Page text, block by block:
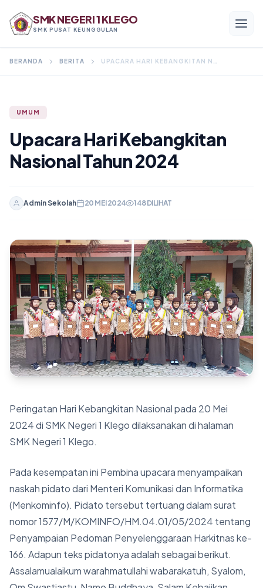
SMK NEGERI 1 KLEGO
SMK PUSAT KEUNGGULAN
Beranda
Profil
Program Keahlian
Akademik
Alumni
Berita
Kontak
BERANDA BERITA
UMUM
Upacara Hari Kebangkitan
Nasional Tahun 2024
Admin Sekolah 20 MEI 2024 148 DILIHAT
Peringatan Hari Kebangkitan Nasional pada 20 Mei
2024 di SMK Negeri 1 Klego dilaksanakan di halaman
SMK Negeri 1 Klego.
Pada kesempatan ini Pembina upacara menyampaikan naskah pidato dari Menteri Komunikasi dan Informatika (Menkominfo). Pidato tersebut tertuang dalam surat nomor 1577/M/KOMINFO/HM.04.01/05/2024 tentang Penyampaian Pedoman Penyelenggaraan Harkitnas ke-166. Adapun teks pidatonya adalah sebagai berikut. Assalamualaikum warahmatullahi wabarakatuh, Syalom, Om Swastiastu, Namo Buddhaya, Salam Kebajikan, Salam sejahtera bagi kita sekalian. Saudara-Saudari Sebangsa dan Setanah Air, Hari-hari ini kita dihadapkan pada suatu realitas yang terpampang terang yakni, kemajuan teknologi yang melesat cepat. Kita sudah memilih bukan hanya ikut-serta, tetapi lebih daripada itu, menjadi pemain penting agar dapat menggapai dunia. Hari-hari ini hingga dua dekade ke depan merupakan momen krusial yang akan sangat menentukan langkah kita dalam mewujudkan itu semua. Refleksi atas pilihan tersebut bisa kita rujuk dengan "berkunjung kembali" kepada gagasan awal menjadikan dan membentuk Indonesia. Bagaimana sejarah telah membentuk kebangsaan kita. Sejarah diperlukan bukan karena sensasi politiknya. Juga bukan sebagai sumber keteladanan nilai semata-mata. Tetapi pada percakapan terus menerus tentang kemajuan, kemanusiaan dan kesejahteraan. Keteladanan tidak harus diikatkan pada masa lalu. Namun dapat dikaitkan dengan masa depan, yaitu pada ide-ide yang membuka ruang imajinasi peradaban. Lebih dari seabad lalu, tepatnya pada 20 Mei 1908, lahir organisasi Boedi Oetomo, yang di masa itu telah menumbuhkan bibit bagi cita-cita mewujudkan kemerdekaan Indonesia. Hari berdirinya Boedi Otomo inilah yang kelak menjadi simbol dari Hari Kebangkitan Nasional yang kita rayakan hari ini. Organisasi Boedi Oetomo bermula dari sejumlah dokter dan calon dokter di Batavia yang berkumpul mendirikan suatu organisasi modern. Banyak orang menaruh harapan pada organisasi ini dan menganggapnya sebagai motor penggerak gerakan kemerdekaan di tanah Hindia Belanda. Bahkan Van Deventer, seorang tokoh Politik Etis Belanda, menyatakan: "Sesuatu yang ajaib sedang terjadi, Insulinde molek yang sedang tidur, sudah terbangun". Boedi Oetomo menjadi awal mula tempat orang belajar dan berdebat tentang banyak hal, seperti pentingnya pendidikan barat bagi rakyat Hindia Belanda serta penyebaran pendidikan bagi seluruh lapisan masyarakat tanpa memandang priayi atau bukan. Dari sana timbul pula pemikiran tentang pentingnya memperluas keanggotaan yang mencakup seluruh rakyat Hindia Belanda. Saudara-Saudari Sebangsa dan Setanah Air, Apa yang telah dirintis Boedi Otomo dilanjutkan oleh banyak organisasi lain yang muncul belakangan. Nasionalisme Jawa khas Boedi Oetomo diperluas menjadi nasionalisme yang mencakup keseluruhan orang-orang di Hindia Belanda. Pendidikan yang hanya ditujukan pada priayi Jawa diperluas menjadi pendidikan untuk seluruh rakyat Bumiputera. Perjuangan memajukan kebudayaan Jawa diperluas menjadi perjuangan politik mengusir penjajahan Belanda. Perluasan dari cita-cita yang telah ditumbuhkan oleh Boedi Oetomo mencapai titik puncaknya pada proklamasi kemerdekaan. Sebelum Boedi Oetomo, adalah Kartini, perempuan dari kota kecil Jepara, yang mengawali lahirnya gagasan kemerdekaan, kebebasan, kesetaraan, keadilan, persaudaraan dan kemajuan, melalui tulisan-tulisannya yang tersiar ke penjuru dunia. Dialah yang menggodok aspirasi-aspirasi kemajuan di Indonesia untuk pertama kali muncul sejak lebih dari seabad lalu. Di tangannya kemajuan itu dirumuskan, diperinci, dan diperjuangkan, untuk kemudian menjadi milik seluruh bangsa Indonesia. Ia sadar betul bahwa dalam zaman baru yang modern, peralatan paling mumpuni adalah pendidikan. Pendidikan adalah wahana untuk membebaskan manusia, sekaligus membebaskan bangsa dari belenggu penjajahan. Bagi Kartini, pendidikan merupakan jalan yang dapat menguak horizon dan peradaban baru bagi kaum Bumiputera. Kartini merupakan pembaharu dalam menggagas sebuah imajinasi mengenai sebuah tatanan masyarakat yang merdeka, dan sebuah cita-cita ideal baru tentang bangsa yang lebih besar dibandingkan asal-usul sosialnya sendiri. Apa yang digagas Kartini telah jauh melampaui kisah hidupnya sendiri. Ia telah memberikan inspirasi penting bagi sumbu-sumbu kecil, yakni para kaum muda "embrio bangsa", yang perlahan menjadi nyala berkobar yang kemudian kita kenal sebagai pergerakan kebangkitan nasional. Embrio Indonesia lahir dari kemajuan modern dan pencerahan, dari kaum muda berpendidikan yang tidak kehilangan identitas ke-Indonesiaannya. Embrio Indonesia lahir dari keragaman pikiran para "kaum muda" sebagai "embrio bangsa". Di tangan kaum muda terdidik inilah cita-cita kemerdekaan dan kebebasan dirumuskan dan diperjuangkan. Alam kemerdekaan hanya bisa dicapai jika manusia setara dan bebas. Manusia yang bebas dan setara hanya dimungkinkan jika manusia tersebut terpelajar dan berpendidikan. Dari merekalah semangat kebangkitan nasional lahir. Kebangkitan nasional adalah penanda lahirnya zaman baru. Pencetus cara berpikir baru. Semangat kebangkitan nasional merumuskan kemerdekaan sebagai wahana memperjuangkan kedaulatan dan kemuliaan manusia. Apa yang digagas Boedi Oetomo, Kartini dan para embrio bangsa, kemudian dirumuskan Bung Karno sebagai "jembatan emas". Kemerdekaan dibayangkan Bung Karno sebagai sebuah "jembatan emas" yang akan membawa bangsa Indonesia menikmati kehidupan sejahtera lahir dan batin di atas tanah sendiri. Bung Karno juga menekankan bahwa di ujung "jembatan emas" akan selalu ada kemungkinan yang dapat membawa Indonesia menuju kebaikan ataupun sebaliknya, yang dalam bahasa Bung Karno "bahagia bersama atau menangis bersama". Di sinilah Bung Karno mengingatkan kita pentingnya "momen" agar kita mengambil keputusan yang tepat dan cermat untuk membawa kita pada jalan yang mengarah kepada kebaikan bagi seluruh rakyat Indonesia. Saudara-Saudari Sebangsa dan Setanah Air, Hari ini, kita berada pada fase kebangkitan kedua, melanjutkan semangat kebangkitan pertama yang telah dipancangkan para pendiri bangsa. Berbeda dengan perjuangan yang telah dirintis lebih dari seabad yang lalu, kini kita menghadapi beragam tantangan dan peluang baru. Kemajuan teknologi menjadi penanda zaman baru. Kemajuan teknologi telah menghampiri kehidupan kita sehari-hari dan menjadi bagian dari peradaban kita hari ini. Inovasi-inovasi teknologi telah mendorong perubahan kehidupan manusia secara revolusioner. Banyak kesulitan yang berhasil disolusikan oleh teknologi. Adagium di zaman ini jelas, dia yang menguasai teknologi, dia pula yang akan menguasai peradaban. Di titik ini, gambarannya makin jelas, penguasaan atas teknologi merupakan keniscayaan bagi kita untuk menyongsong "Indonesia Emas". Inovasi teknologi digital bertumbuh setiap hari. Kecepatannya bak lompatan kuantum. Dalam dua dekade terakhir, perubahannya demikian pesat. Teknologi digital, misalnya, telah melesat jauh melampaui bayangan banyak orang. Setidaknya, tak terbayangkan dalam tiga dekade yang lalu, bahwa hari ini akan seperti ini. Teknologi digital telah menebas banyak keterbatasan manusia. Dunia seakan mengerdil. Semua seperti mendekat, terpampang di depan mata. Jarak bagai tak lagi relevan. Kehadiran visual menyempurnakan kehadiran suara. Sementara itu, di hadapan kita telah terbentang potensi kekuatan yang siap merambah dunia. Bonus demografi menunjukkan bagaimana 60% penduduk Indonesia dalam dua dekade ini menjadi tenaga usia produktif yang siap mengembangkan inovasi-inovasi baru, bagi kemajuan teknologi dan pertumbuhan ekonomi. Sebagaimana telah berkali-kali dinyatakan oleh Presiden Joko Widodo, peluang kita menjadi negara maju ada dalam 10 hingga 15 tahun ke depan dengan memaksimalkan bonus demografi. Presiden juga menekankan bagaimana di dalam sejarah peradaban negara-negara dan bangsa-bangsa, kesempatan itu hanya datang satu kali, oleh karenanya kita sama sekali tidak boleh keliru dalam memilih langkah. Saudara-Saudari Sebangsa dan Setanah Air, Bonus demografi yang dimiliki Indonesia haruslah dikelola dengan kebijaksanaan. Salah satu yang berpeluang menjadi penopangnya adalah adopsi teknologi digital. Tingkat penetrasi internet di Indonesia telah mencapai 79.5% dari total populasi. Ini diperkuat dengan potensi ekonomi digital ASEAN yang diperkirakan meroket hingga 1 triliun USD pada Tahun 2030. Dalam aspek bisnis, sosial, dan ekonomi, transformasi digital dapat menciptakan lapangan kerja baru dan mendukung pertumbuhan ekonomi, serta meningkatkan produktivitas dan profitabilitas bisnis. Sementara itu, dalam aspek sosial dan lingkungan, transformasi digital mampu meningkatkan akses terhadap berbagai teknologi untuk mitigasi dan adaptasi perubahan iklim. Potensi-potensi ini tentu mendukung percepatan transformasi digital, sekaligus membuka peluang bagi Indonesia untuk keluar dari middle-income trap. Perekonomian Indonesia harus tumbuh di kisaran 6 hingga 7% untuk dapat mencapai target negara berpendapatan tinggi atau negara maju pada tahun 2045. Dengan pencanangan percepatan transformasi digital nasional oleh Bapak Presiden Joko Widodo yang dipacu beberapa tahun terakhir ini, tantangan demi tantangan dapat kita hadapi bersama. Kerja bersama dari seluruh komponen bangsa telah menggerakkan roda transformasi dengan pasti. Hasil demi hasil bisa mulai dinikmati, mulai dari kalangan perkotaan sampai dengan pedesaan, di seluruh penjuru tanah air. Kebangkitan kedua merupakan momen terpenting bagi kita hari ini. Kita harus menatap masa depan dengan penuh optimisme, kepercayaan diri, dan keyakinan. Kemajuan telah terpampang di depan mata. Momen ini mesti kita tangkap agar kita langgeng menuju mimpi sebagai bangsa. Tidak mungkin lagi bagi kita untuk berjalan lamban, karena kita berkejaran dengan waktu. Di titik inilah, seluruh potensi sumber daya alam kita, bonus demografi kita, potensi transformasi digital kita, menjadi modal dasar menuju "Indonesia Emas 2045". Mari kita rayakan kebangkitan nasional kedua menuju Indonesia Emas! Wassalamualaikum warahmatullahi wabarakatuh, Syalom, Om santi, santi, santi om, Namo Bu